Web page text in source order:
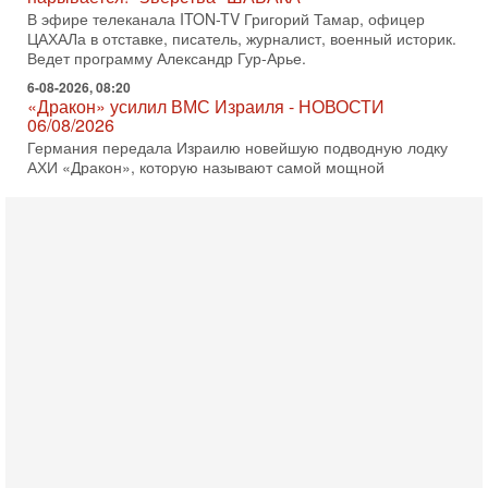
ЦАХАЛа в отставке, писатель, журналист, военный историк.
Ведет программу Александр Гур-Арье.
6-08-2026, 08:20
«Дракон» усилил ВМС Израиля - НОВОСТИ
06/08/2026
Германия передала Израилю новейшую подводную лодку
АХИ «Дракон», которую называют самой мощной
субмариной на Ближнем Востоке. Передача прошла на